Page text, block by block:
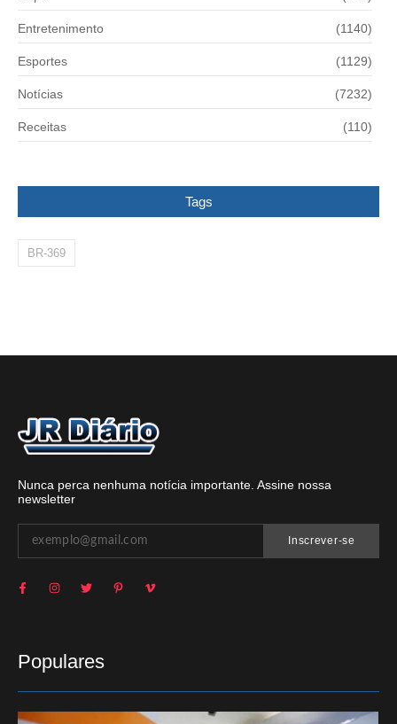
Entretenimento (1140)
Esportes (1129)
Notícias (7232)
Receitas (110)
Tags
BR-369
Nunca perca nenhuma notícia importante. Assine nossa
newsletter
Inscrever-se
Populares